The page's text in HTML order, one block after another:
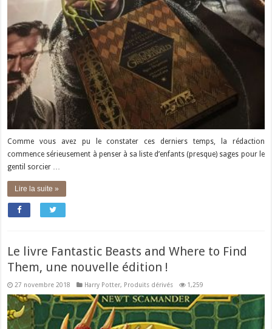
Comme vous avez pu le constater ces derniers temps, la rédaction
commence sérieusement à penser à sa liste d’enfants (presque) sages pour le
gentil sorcier …
Lire la suite »
Le livre Fantastic Beasts and Where to Find
Them, une nouvelle édition !
27 novembre 2018 Harry Potter, Produits dérivés 1,259